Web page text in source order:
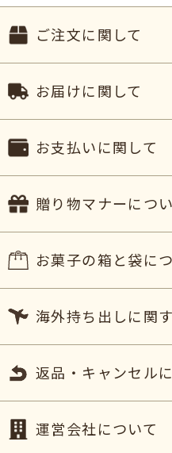
彼なのですが、私のメ
真を送ってきてくれて
これから活用させても
ーム様）
しい、植栽を手入れし
ばぁばの頼みは聞かな
言葉の力ってスゴイで
ご購入頂いた商品：オ
2026年05月29日
父の誕生日と父
せていただきました。
ご注文に関して
お届けに関して
お支払いに関して
贈り物マナーにつ
お菓子の箱と袋に
海外持ち出しに関
返品・キャンセル
運営会社について